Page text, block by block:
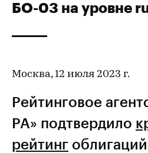
БО-03 на уровне
Москва, 12 июля 2023 г.
Рейтинговое
РА» подтвердило
рейтинг облигаций